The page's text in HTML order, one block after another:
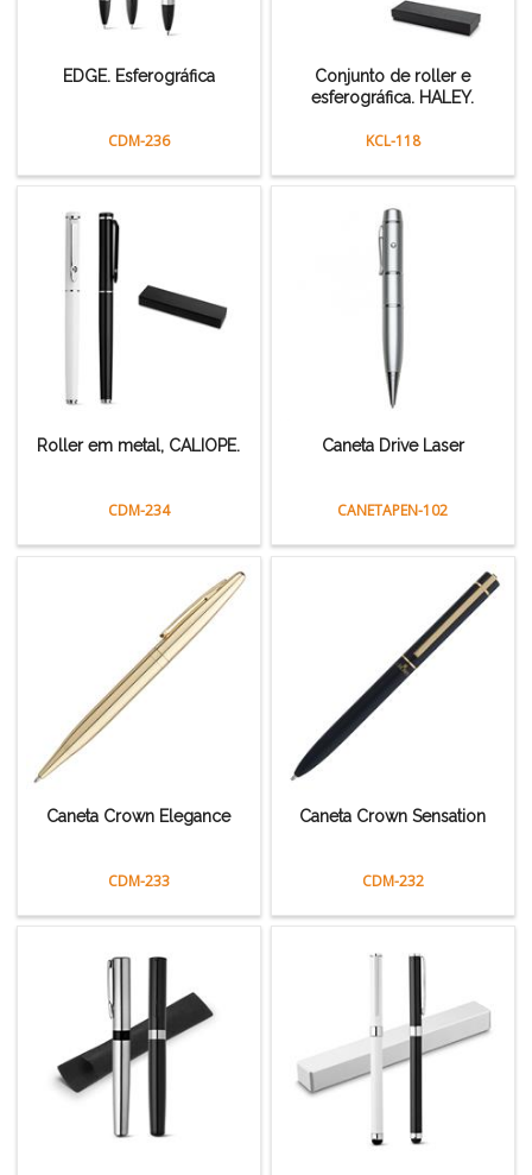
EDGE. Esferográfica
CDM-236
Conjunto de roller e
esferográfica. HALEY.
KCL-118
Roller em metal, CALIOPE.
CDM-234
Caneta Drive Laser
CANETAPEN-102
Caneta Crown Elegance
CDM-233
Caneta Crown Sensation
CDM-232